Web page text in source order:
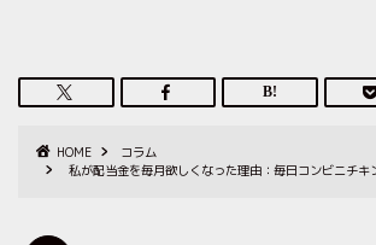
HOME
コラム
私が配当金を毎月欲しくなった理由：毎日コンビニチキ